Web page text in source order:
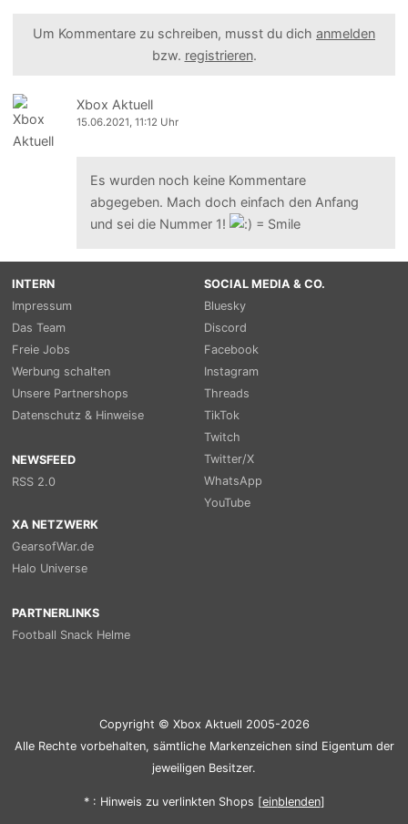
Um Kommentare zu schreiben, musst du dich anmelden
bzw. registrieren.
Xbox Aktuell
15.06.2021, 11:12 Uhr
Es wurden noch keine Kommentare
abgegeben. Mach doch einfach den Anfang
und sei die Nummer 1!
INTERN
Impressum
Das Team
Freie Jobs
Werbung schalten
Unsere Partnershops
Datenschutz & Hinweise
NEWSFEED
RSS 2.0
SOCIAL MEDIA & CO.
Bluesky
Discord
Facebook
Instagram
Threads
TikTok
Twitch
Twitter/X
WhatsApp
YouTube
XA NETZWERK
GearsofWar.de
Halo Universe
PARTNERLINKS
Football Snack Helme
Copyright © Xbox Aktuell 2005-2026
Alle Rechte vorbehalten, sämtliche Markenzeichen sind Eigentum der
jeweiligen Besitzer.
* : Hinweis zu verlinkten Shops [einblenden]